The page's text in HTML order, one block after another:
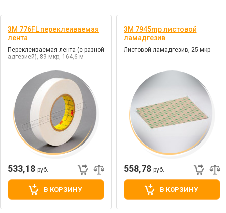
3M 776FL переклеиваемая
лента
Переклеиваемая лента (с разной
адгезией), 89 мкр, 164,6 м
533,18 руб.
В КОРЗИНУ
3M 7945mp листовой
ламадгезив
Листовой ламадгезив, 25 мкр
558,78 руб.
В КОРЗИНУ